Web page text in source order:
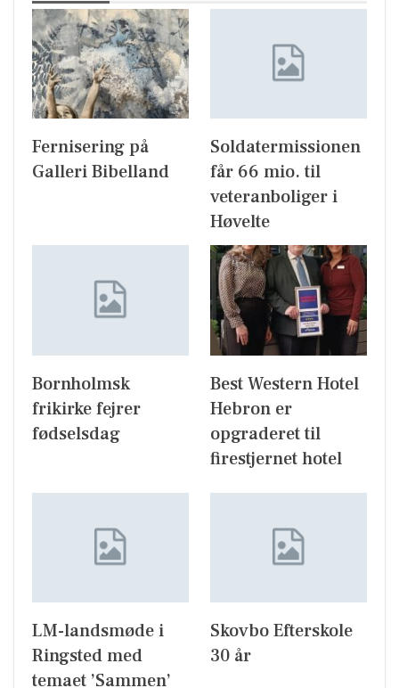
Fernisering på
Galleri Bibelland
Soldatermissionen
får 66 mio. til
veteranboliger i
Høvelte
Bornholmsk
frikirke fejrer
fødselsdag
Best Western Hotel
Hebron er
opgraderet til
firestjernet hotel
LM-landsmøde i
Ringsted med
temaet ’Sammen’
Skovbo Efterskole
30 år